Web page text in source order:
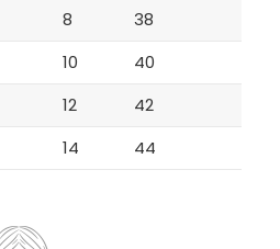
8
38
10
40
12
42
14 44